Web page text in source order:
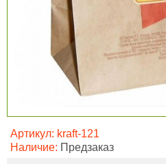
Артикул: kraft-121
Наличие: Предзаказ